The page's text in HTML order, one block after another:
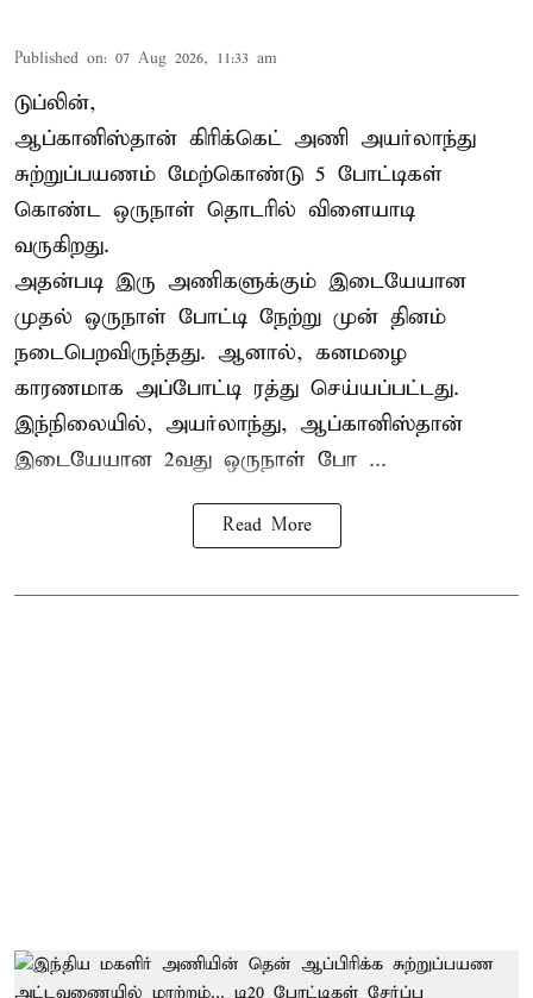
Published on: 07 Aug 2026, 11:33 am
டுப்லின்,
ஆப்கானிஸ்தான் கிரிக்கெட் அணி அயர்லாந்து
சுற்றுப்பயணம் மேற்கொண்டு 5 போட்டிகள்
கொண்ட ஒருநாள் தொடரில் விளையாடி
வருகிறது.
அதன்படி இரு அணிகளுக்கும் இடையேயான
முதல் ஒருநாள் போட்டி நேற்று முன் தினம்
நடைபெறவிருந்தது. ஆனால், கனமழை
காரணமாக அப்போட்டி ரத்து செய்யப்பட்டது.
இந்நிலையில், அயர்லாந்து, ஆப்கானிஸ்தான்
இடையேயான 2வது ஒருநாள் போ ...
Read More